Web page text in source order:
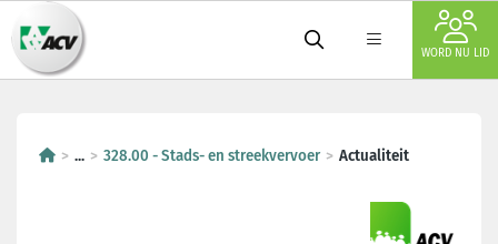
WORD NU LID
... 328.00 - Stads- en streekvervoer Actualiteit